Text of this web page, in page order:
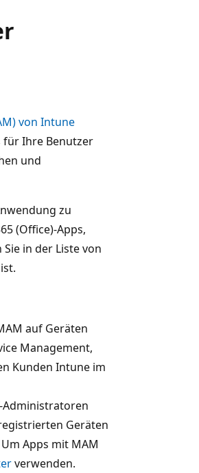
von Intune
für Ihre Benutzer
und
zu
(Office)-Apps,
in der Liste von
auf Geräten
Management,
Kunden Intune im
Administratoren
Geräten
Apps mit MAM
verwenden.